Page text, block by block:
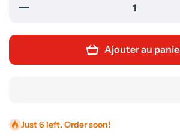
Réduire
Ajouter au
Just 6 left. Order soon!